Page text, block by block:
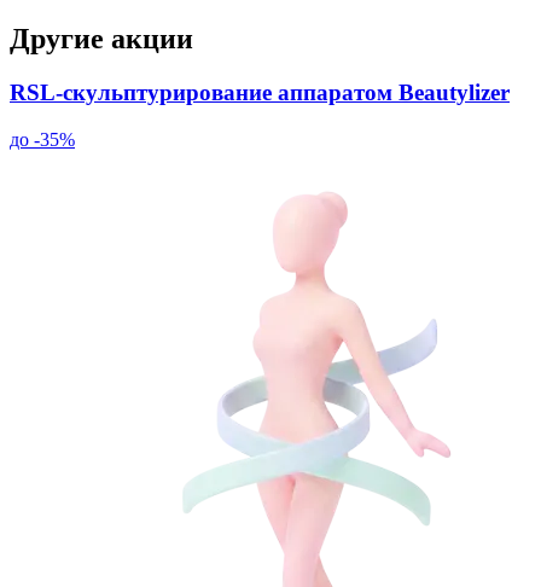
Другие акции
RSL-скульптурирование аппаратом Beautylizer
до -35%